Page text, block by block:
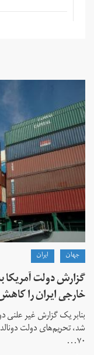
جهان ايران
خارجی ایران را
بنابر یک گزارش غیر علنی
۷۰...